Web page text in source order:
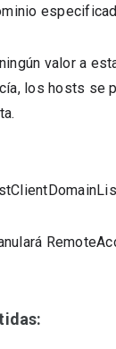
valor a
los hosts se